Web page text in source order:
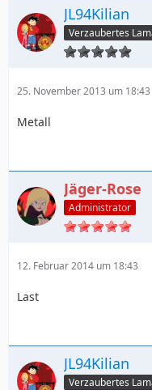
JL94Kilian
Verzaubertes
25. November 2013 um 18:43
Metall
Jäger-Rose
Administrator
12. Februar 2014 um 18:43
Last
JL94Kilian
Verzaubertes